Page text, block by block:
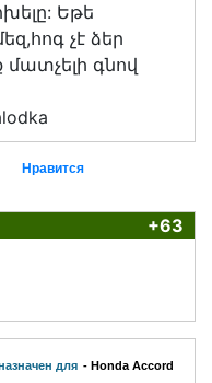
Եթե
չէ ձեր
գնով
Нравится
+63
для - Honda Accord